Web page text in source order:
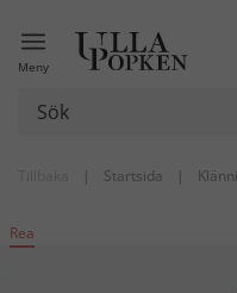
Meny
| Startsida |
Rea